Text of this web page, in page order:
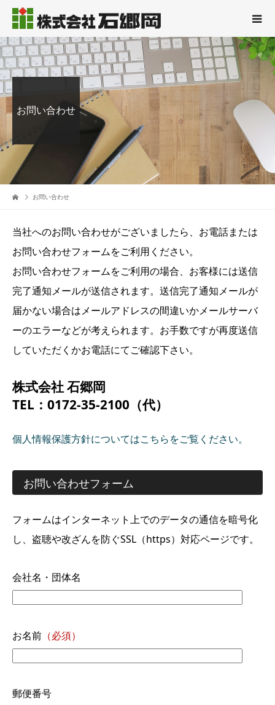
お問い合わせ
お問い合わせ
当社へのお問い合わせがございましたら、お電話または
お問い合わせフォームをご利用ください。
お問い合わせフォームをご利用の場合、お客様には送信
完了通知メールが送信されます。送信完了通知メールが
届かない場合はメールアドレスの間違いかメールサーバ
ーのエラーなどが考えられます。お手数ですが再度送信
していただくかお電話にてご確認下さい。
株式会社 石郷岡
TEL：0172-35-2100（代）
個人情報保護方針についてはこちらをご覧ください。
お問い合わせフォーム
フォームはインターネット上でのデータの通信を暗号化
し、盗聴や改ざんを防ぐSSL（https）対応ページです。
会社名・団体名
お名前 （必須）
郵便番号